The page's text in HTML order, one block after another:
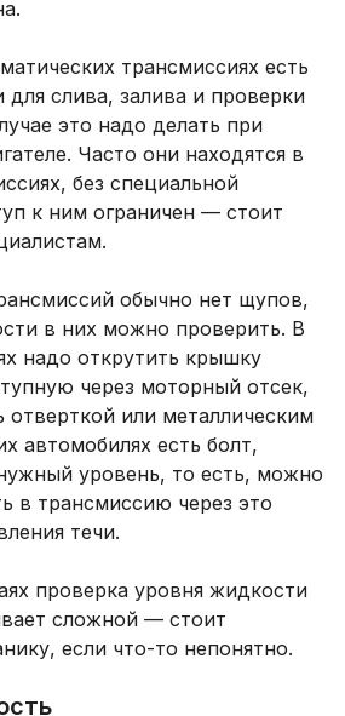
трансмиссиях есть
слива, залива и проверки
это надо делать при
Часто они находятся в
без специальной
к ним ограничен — стоит
обычно нет щупов,
в них можно проверить. В
надо открутить крышку
через моторный отсек,
отверткой или металлическим
автомобилях есть болт,
уровень, то есть, можно
в трансмиссию через это
течи.
проверка уровня жидкости
сложной — стоит
если что-то непонятно.